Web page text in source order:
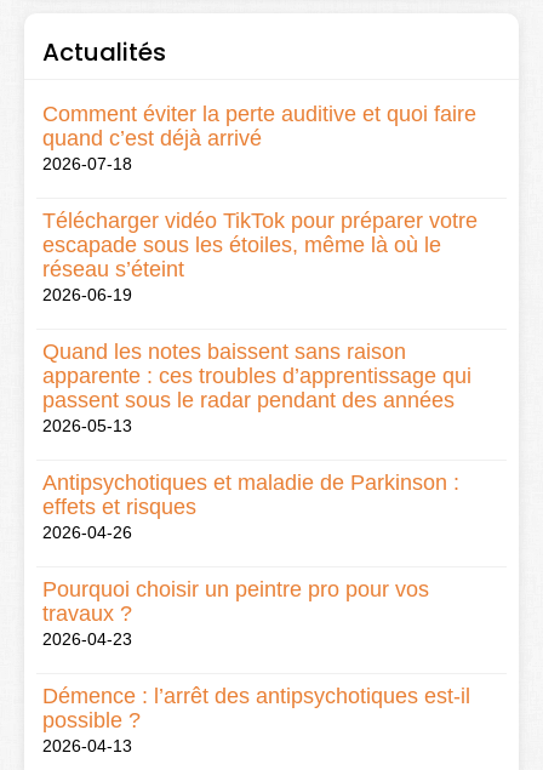
Actualités
Comment éviter la perte auditive et quoi faire
quand c’est déjà arrivé
2026-07-18
Télécharger vidéo TikTok pour préparer votre
escapade sous les étoiles, même là où le
réseau s’éteint
2026-06-19
Quand les notes baissent sans raison
apparente : ces troubles d’apprentissage qui
passent sous le radar pendant des années
2026-05-13
Antipsychotiques et maladie de Parkinson :
effets et risques
2026-04-26
Pourquoi choisir un peintre pro pour vos
travaux ?
2026-04-23
Démence : l’arrêt des antipsychotiques est-il
possible ?
2026-04-13